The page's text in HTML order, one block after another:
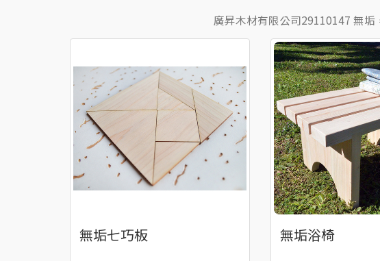
廣昇木材有限公司29110147 無
無垢七巧板 無垢浴椅